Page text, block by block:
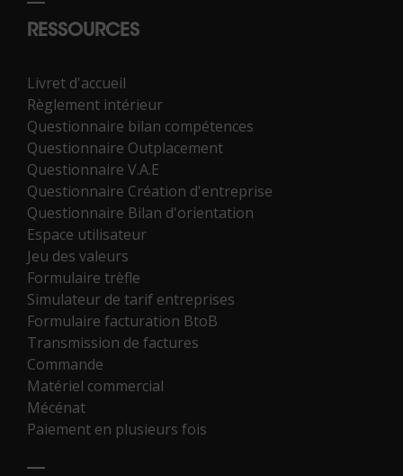
RESSOURCES
Livret d'accueil
Règlement intérieur
Questionnaire bilan compétences
Questionnaire Outplacement
Questionnaire V.A.E
Questionnaire Création d'entreprise
Questionnaire Bilan d'orientation
Espace utilisateur
Jeu des valeurs
Formulaire trèfle
Simulateur de tarif entreprises
Formulaire facturation BtoB
Transmission de factures
Commande
Matériel commercial
Mécénat
Paiement en plusieurs fois